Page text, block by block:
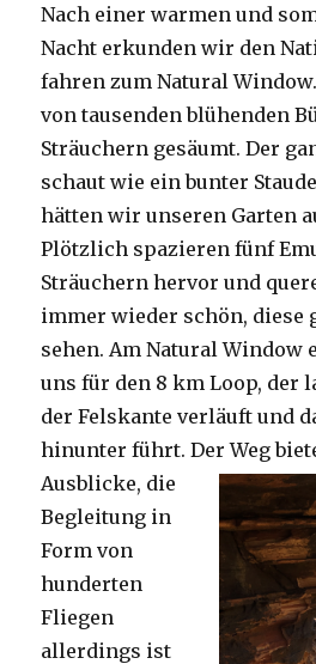
Nach einer warmen und
Nacht erkunden wir den
fahren zum Natural
von tausenden blühenden
Sträuchern gesäumt. Der
schaut wie ein bunter
hätten wir unseren Garten
Plötzlich spazieren fünf
Sträuchern hervor und
immer wieder schön, diese
sehen. Am Natural Window
uns für den 8 km Loop, der
der Felskante verläuft und
hinunter führt. Der Weg
Ausblicke, die
Begleitung in
Form von
hunderten
Fliegen
allerdings ist